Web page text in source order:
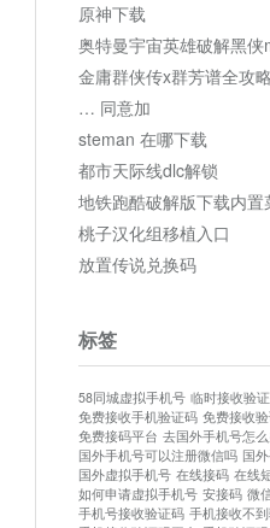
原神下载
奥特曼宇宙英雄破解黑侠
金庸群侠传x群芳谱全攻略
… 同意加
steman 在哪下载
都市天际线dlc解锁
地铁跑酷破解版下载内置
桃子汉化组移植入口
放置传说兑换码
标签
58同城虚拟手机号 临时接收验
免费接收手机验证码 免费接收
免费接码平台 去国外手机号怎
国外手机号可以注册微信吗 国
国外虚拟手机号 在线接码 在线
如何申请虚拟手机号 安接码 微
手机号接收验证码 手机接收不